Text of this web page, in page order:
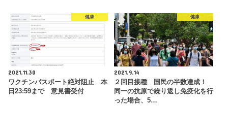
健康
2021.11.30
ワクチンパスポート絶対阻止 本
日23:59まで 意見書受付
健康
2021.9.14
２回目接種 国民の半数達成！
同一の抗原で繰り返し免疫化を行
った場合、5…